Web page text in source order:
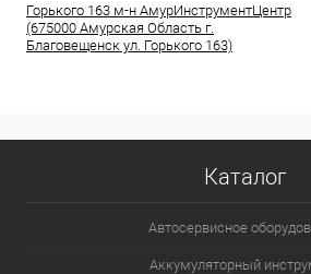
Горького 163 м-н АмурИнструментЦентр
(675000 Амурская Область г.
Благовещенск ул. Горького 163)
Каталог
Автосервисное
Аккумуляторный